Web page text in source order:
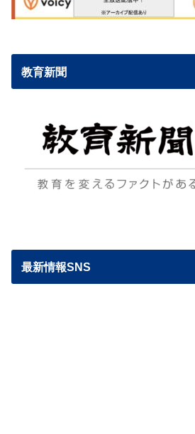
教育新聞
最新情報SNS